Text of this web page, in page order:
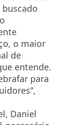
o maior
de
entende.
para
Daniel